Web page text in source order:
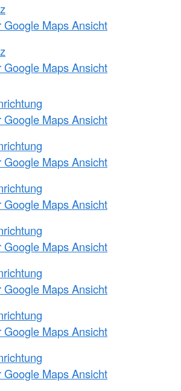
Google Maps Ansicht
Google Maps Ansicht
Google Maps Ansicht
Google Maps Ansicht
Google Maps Ansicht
Google Maps Ansicht
Google Maps Ansicht
Google Maps Ansicht
Google Maps Ansicht